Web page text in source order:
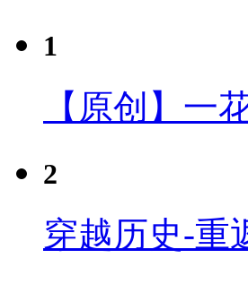
1
【原创】一
2
穿越历史-重